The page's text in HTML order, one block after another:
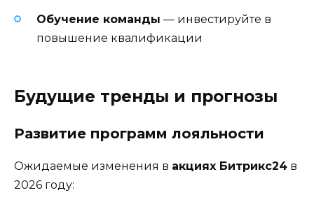
Обучение команды — инвестируйте в
повышение квалификации
Будущие тренды и прогнозы
Развитие программ лояльности
Ожидаемые изменения в акциях Битрикс24 в
2026 году: